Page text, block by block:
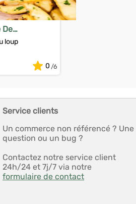
De
loup
0
Service clients
Un commerce non référencé ? Une
question ou un bug ?
Contactez notre service client
24h/24 et 7j/7 via notre
formulaire de contact